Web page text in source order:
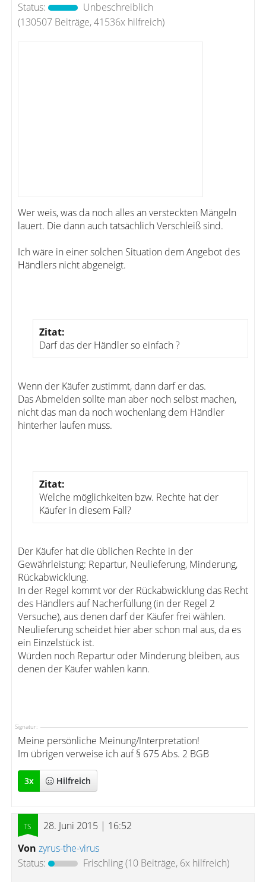
Status:
Unbeschreiblich
(130507 Beiträge, 41536x hilfreich)
Wer weis, was da noch alles an versteckten Mängeln
lauert. Die dann auch tatsächlich Verschleiß sind.
Ich wäre in einer solchen Situation dem Angebot des
Händlers nicht abgeneigt.
Zitat:
Darf das der Händler so einfach ?
Wenn der Käufer zustimmt, dann darf er das.
Das Abmelden sollte man aber noch selbst machen,
nicht das man da noch wochenlang dem Händler
hinterher laufen muss.
Zitat:
Welche möglichkeiten bzw. Rechte hat der
Käufer in diesem Fall?
Der Käufer hat die üblichen Rechte in der
Gewährleistung: Repartur, Neulieferung, Minderung,
Rückabwicklung.
In der Regel kommt vor der Rückabwicklung das Recht
des Händlers auf Nacherfüllung (in der Regel 2
Versuche), aus denen darf der Käufer frei wählen.
Neulieferung scheidet hier aber schon mal aus, da es
ein Einzelstück ist.
Würden noch Repartur oder Minderung bleiben, aus
denen der Käufer wählen kann.
Signatur:
Meine persönliche Meinung/Interpretation!
Im übrigen verweise ich auf § 675 Abs. 2 BGB
3x Hilfreich
28. Juni 2015 | 16:52
Von zyrus-the-virus
Status:
Frischling(10 Beiträge, 6x hilfreich)